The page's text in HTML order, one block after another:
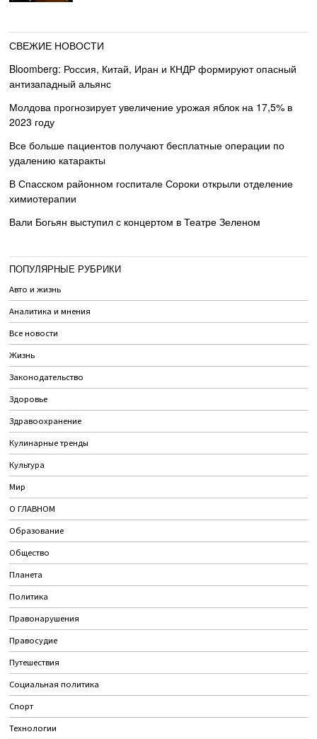
СВЕЖИЕ НОВОСТИ
Bloomberg: Россия, Китай, Иран и КНДР формируют опасный
антизападный альянс
Молдова прогнозирует увеличение урожая яблок на 17,5% в
2023 году
Все больше пациентов получают бесплатные операции по
удалению катаракты
В Спасском районном госпитале Сороки открыли отделение
химиотерапии
Вали Богьян выступил с концертом в Театре Зеленом
ПОПУЛЯРНЫЕ РУБРИКИ
Авто и жизнь
Аналитика и мнения
Все новости
Жизнь
Законодательство
Здоровье
Здравоохранение
Кулинарные тренды
Культура
Мир
О ГЛАВНОМ
Образование
Общество
Планета
Политика
Правонарушения
Правосудие
Путешествия
Социальная политика
Спорт
Технологии